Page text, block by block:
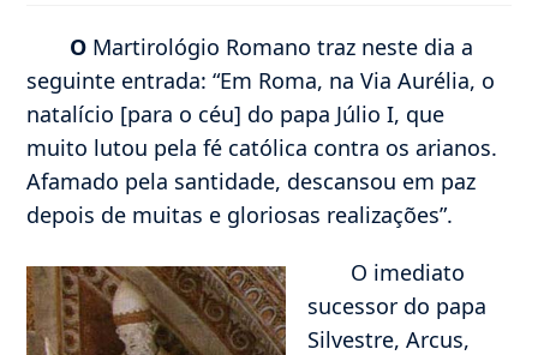
O Martirológio Romano traz neste dia a
seguinte entrada: “Em Roma, na Via Aurélia, o
natalício [para o céu] do papa Júlio I, que
muito lutou pela fé católica contra os arianos.
Afamado pela santidade, descansou em paz
depois de muitas e gloriosas realizações”.
O imediato
sucessor do papa
Silvestre, Arcus,